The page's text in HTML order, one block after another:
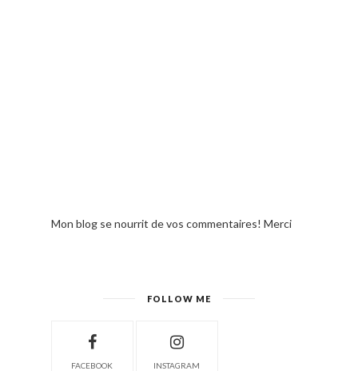
Mon blog se nourrit de vos commentaires! Merci
FOLLOW ME
FACEBOOK INSTAGRAM